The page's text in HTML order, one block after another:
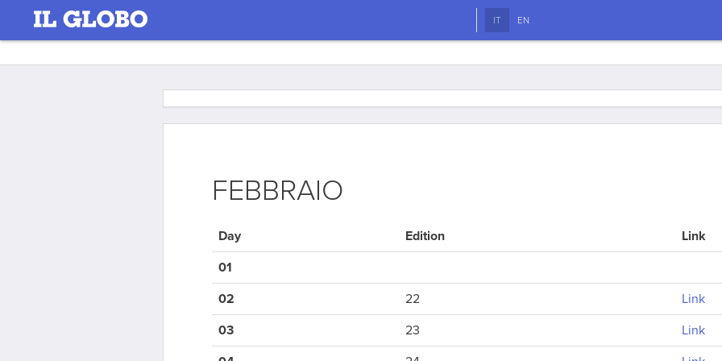
IT EN
FEBBRAIO
Day Edition
Link
01
02
22
Link
03
23
Link